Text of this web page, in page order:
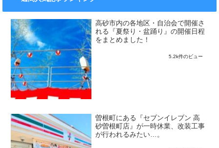
高砂市内の各地区・自治会で開催さ
れる『夏祭り・盆踊り』の開催日程
をまとめました！
5.2k件のビュー
曽根町にある『セブンイレブン 高
砂曽根町店』が一時休業、改装工事
が行われるみたい…。